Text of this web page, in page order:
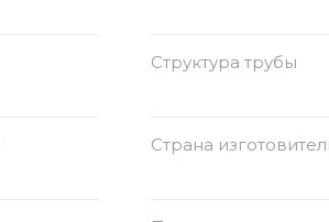
Структура трубы
Страна